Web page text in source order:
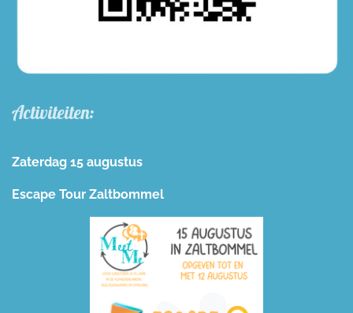
Activiteiten:
Zaterdag 15 augustus
Escape Tour Zaltbommel